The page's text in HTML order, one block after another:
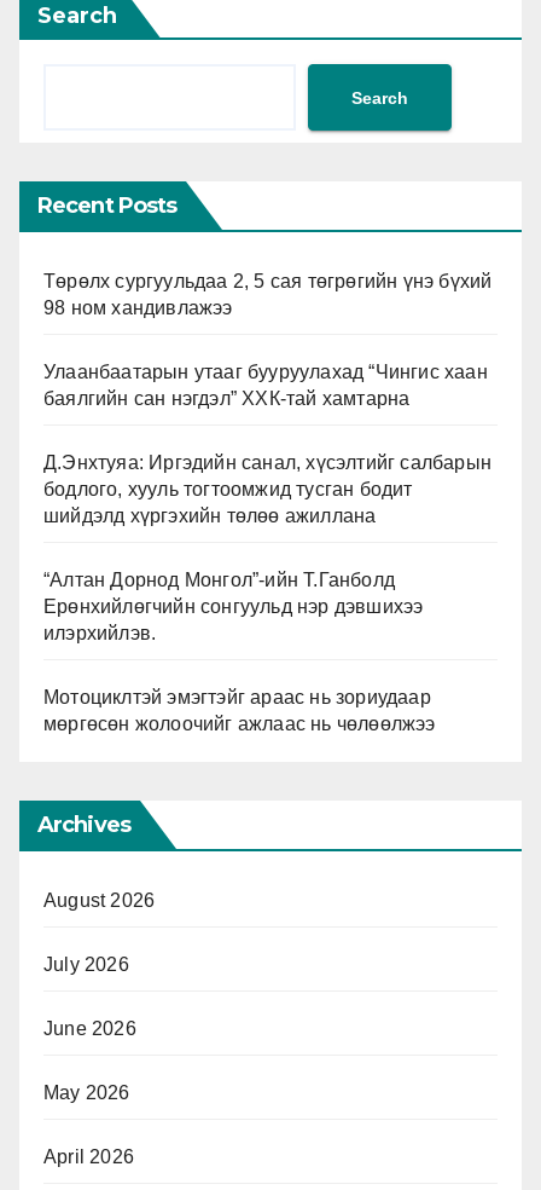
Search
Search
Recent Posts
Төрөлх сургуульдаа 2, 5 сая төгрөгийн үнэ бүхий
98 ном хандивлажээ
Улаанбаатарын утааг бууруулахад “Чингис хаан
баялгийн сан нэгдэл” ХХК-тай хамтарна
Д.Энхтуяа: Иргэдийн санал, хүсэлтийг салбарын
бодлого, хууль тогтоомжид тусган бодит
шийдэлд хүргэхийн төлөө ажиллана
“Алтан Дорнод Монгол”-ийн Т.Ганболд
Ерөнхийлөгчийн сонгуульд нэр дэвшихээ
илэрхийлэв.
Мотоциклтэй эмэгтэйг араас нь зориудаар
мөргөсөн жолоочийг ажлаас нь чөлөөлжээ
Archives
August 2026
July 2026
June 2026
May 2026
April 2026